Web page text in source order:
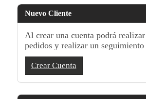
Nuevo Cliente
Al crear una cuenta podrá
pedidos y realizar un
Crear Cuenta